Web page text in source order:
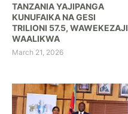
TANZANIA YAJIPANGA
KUNUFAIKA NA GESI
TRILIONI 57.5, WAWEKEZAJI
WAALIKWA
March 21, 2026